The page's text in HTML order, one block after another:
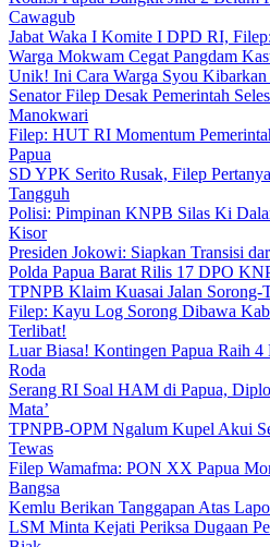
Cawagub
Jabat Waka I Komite I DPD RI,
Warga Mokwam Cegat Pangdam
Unik! Ini Cara Warga Syou
Senator Filep Desak Pemerintah
Manokwari
Filep: HUT RI Momentum
Papua
SD YPK Serito Rusak, Filep
Tangguh
Polisi: Pimpinan KNPB Silas Ki
Kisor
Presiden Jokowi: Siapkan Transisi
Polda Papua Barat Rilis 17 DPO
TPNPB Klaim Kuasai Jalan Sorong-
Filep: Kayu Log Sorong Dibawa
Terlibat!
Luar Biasa! Kontingen Papua Raih 4
Roda
Serang RI Soal HAM di Papua,
Mata’
TPNPB-OPM Ngalum Kupel Akui
Tewas
Filep Wamafma: PON XX Papua
Bangsa
Kemlu Berikan Tanggapan Atas
LSM Minta Kejati Periksa Dugaan